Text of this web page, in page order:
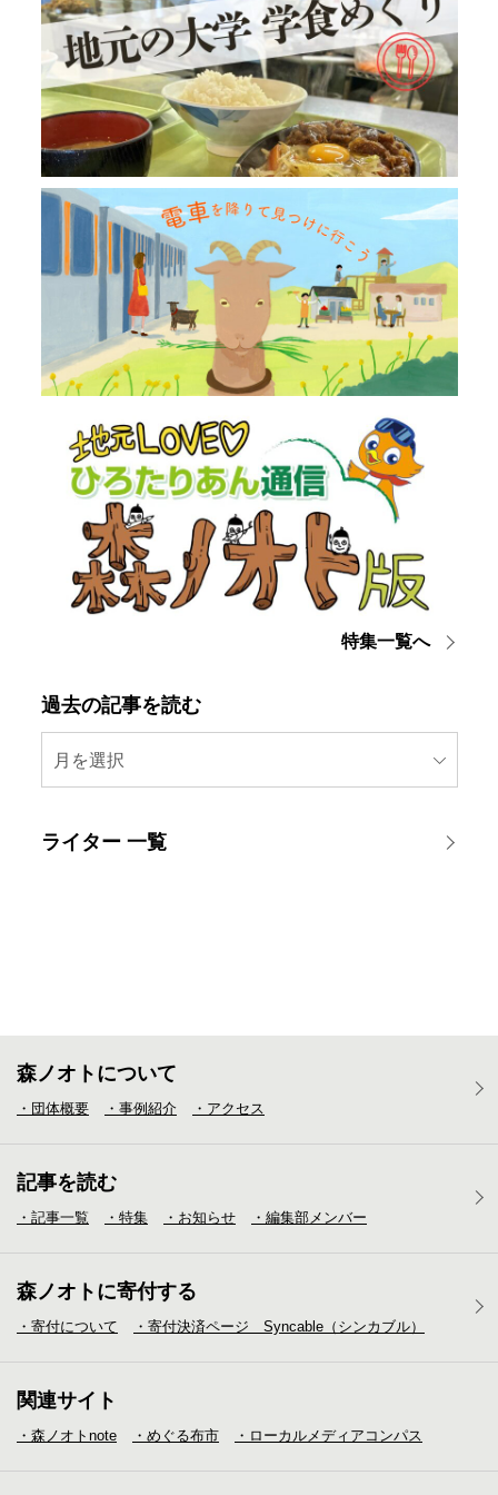
特集一覧へ
過去の記事を読む
月を選択
ライター 一覧
森ノオトについて
・団体概要 ・事例紹介 ・アクセス
記事を読む
・記事一覧 ・特集 ・お知らせ ・編集部メンバー
森ノオトに寄付する
・寄付について ・寄付決済ページ Syncable（シンカブル）
関連サイト
・森ノオトnote ・めぐる布市 ・ローカルメディア コンパス